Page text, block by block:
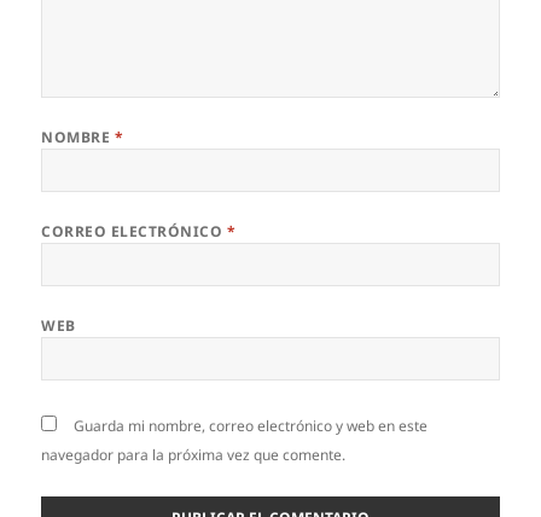
NOMBRE *
CORREO ELECTRÓNICO *
WEB
Guarda mi nombre, correo electrónico y web en este
navegador para la próxima vez que comente.